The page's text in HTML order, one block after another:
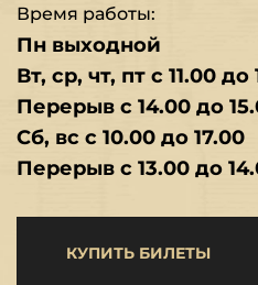
Время работы:
Пн выходной
Вт, ср, чт, пт с 11.00 до
Перерыв с 14.00 до
Сб, вс с 10.00 до 17.00
Перерыв с 13.00 до
КУПИТЬ БИЛЕТЫ